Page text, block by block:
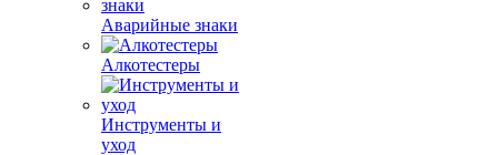
Аварийные знаки
Алкотестеры
Инструменты и
уход